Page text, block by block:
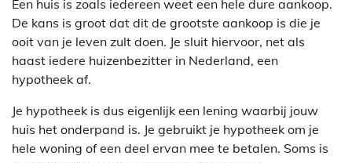
Een huis is zoals iedereen weet een hele dure aankoop.
De kans is groot dat dit de grootste aankoop is die je
ooit van je leven zult doen. Je sluit hiervoor, net als
haast iedere huizenbezitter in Nederland, een
hypotheek af.
Je hypotheek is dus eigenlijk een lening waarbij jouw
huis het onderpand is. Je gebruikt je hypotheek om je
hele woning of een deel ervan mee te betalen. Soms is